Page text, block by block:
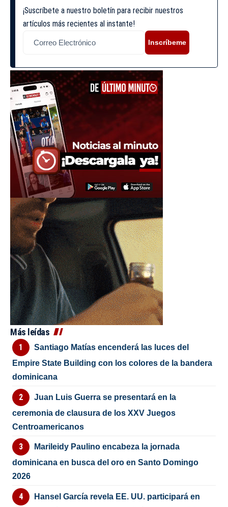
¡Suscríbete a nuestro boletín para recibir nuestros
artículos más recientes al instante!
Inscríbeme
Más leídas
Santiago Matías encenderá las luces del
Empire State Building con los colores de la bandera
dominicana
Juan Luis Guerra se presentará en la
ceremonia de clausura de los XXV Juegos
Centroamericanos
Marileidy Paulino encabeza la jornada
dominicana en busca del oro en Santo Domingo
2026
Hansel García revela EE. UU. participará en